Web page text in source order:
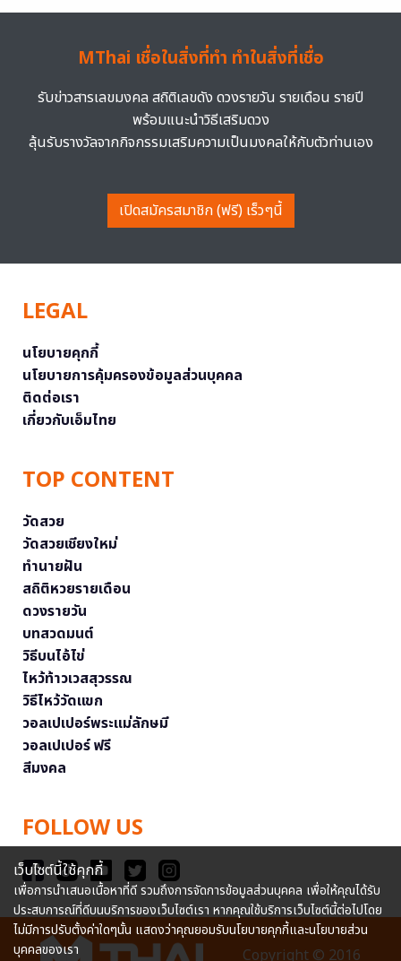
MThai เชื่อในสิ่งที่ทำ ทำในสิ่งที่เชื่อ
รับข่าวสารเลขมงคล สถิติเลขดัง ดวงรายวัน รายเดือน รายปี
พร้อมแนะนำวิธีเสริมดวง
ลุ้นรับรางวัลจากกิจกรรมเสริมความเป็นมงคลให้กับตัวท่านเอง
เปิดสมัครสมาชิก (ฟรี) เร็วๆนี้
LEGAL
นโยบายคุกกี้
นโยบายการคุ้มครองข้อมูลส่วนบุคคล
ติดต่อเรา
เกี่ยวกับเอ็มไทย
TOP CONTENT
วัดสวย
วัดสวยเชียงใหม่
ทำนายฝัน
สถิติหวยรายเดือน
ดวงรายวัน
บทสวดมนต์
วิธีบนไอ้ไข่
ไหว้ท้าวเวสสุวรรณ
วิธีไหว้วัดแขก
วอลเปเปอร์พระแม่ลักษมี
วอลเปเปอร์ ฟรี
สีมงคล
FOLLOW US
Copyright © 2016
เว็บไซต์นี้ใช้คุกกี้
เพื่อการนำเสนอเนื้อหาที่ดี รวมถึงการจัดการข้อมูลส่วนบุคคล เพื่อให้คุณได้รับ
ประสบการณ์ที่ดีบนบริการของเว็บไซต์เรา หากคุณใช้บริการเว็บไซต์นี้ต่อไปโดย
ไม่มีการปรับตั้งค่าใดๆนั้น แสดงว่าคุณยอมรับนโยบายคุกกี้และนโยบายส่วน
บุคคลของเรา